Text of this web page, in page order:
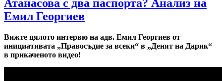
Атанасова с два паспорта? Анализ на
Емил Георгиев
Вижте цялото интервю на адв. Емил Георгиев от
инициативата „Правосъдие за всеки“ в „Денят на Дарик“
в прикаченото видео!